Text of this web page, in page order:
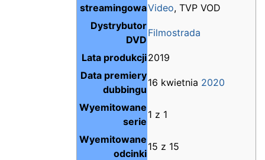
streamingowaVideo, TVP VOD
Dystrybutor
DVD
Filmostrada
Lata produkcji2019
Data premiery
dubbingu
16 kwietnia 2020
Wyemitowane
serie
1 z 1
Wyemitowane
odcinki
15 z 15